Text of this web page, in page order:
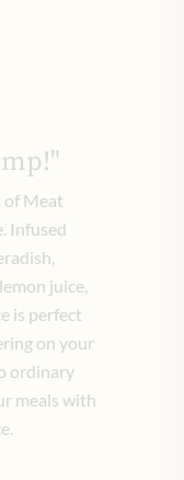
of Meat
Infused
juice,
is perfect
on your
ordinary
meals with